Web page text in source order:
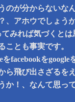
のが分からないな
、アホウでしょう
てみれば気づくと
ことも事実です。
facebookをgoogle
ら飛び出さざるを
か！、なんて思っ